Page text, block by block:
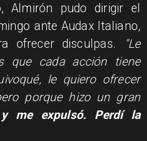
Almirón pudo dirigir el
ante Audax Italiano,
ofrecer disculpas.
"Le
que cada acción tiene
le quiero ofrecer
porque hizo un gran
me expulsó. Perdí la